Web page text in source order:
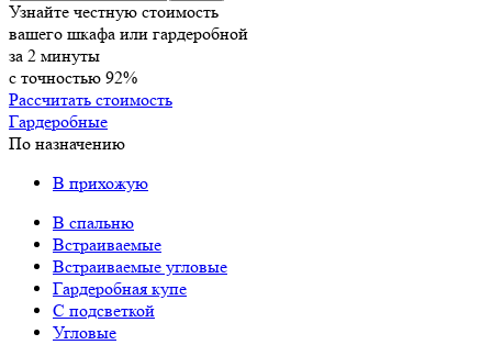
Узнайте честную стоимость
вашего шкафа или гардеробной
за 2 минуты
с точностью 92%
Рассчитать стоимость
Гардеробные
По назначению
В прихожую
В спальню
Встраиваемые
Встраиваемые угловые
Гардеробная купе
С подсветкой
Угловые